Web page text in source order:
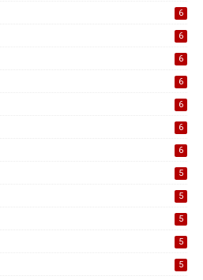
6
6
6
6
6
6
6
5
5
5
5
5